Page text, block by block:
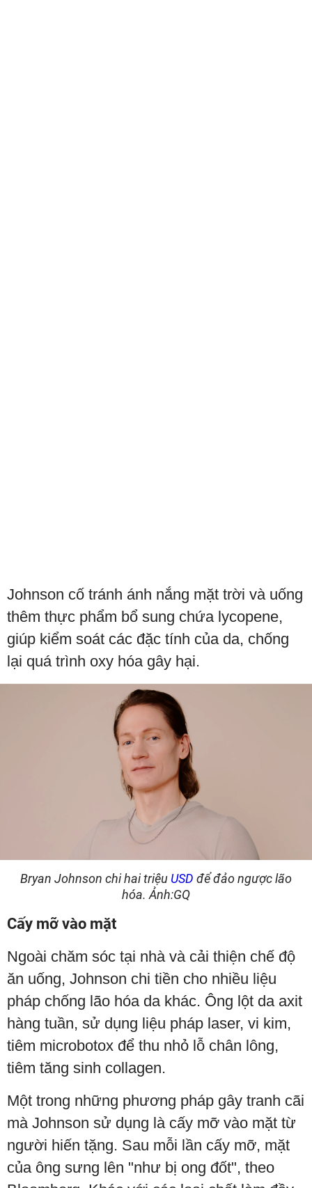
Johnson cố tránh ánh nắng mặt trời và uống
thêm thực phẩm bổ sung chứa lycopene,
giúp kiểm soát các đặc tính của da, chống
lại quá trình oxy hóa gây hại.
Bryan Johnson chi hai triệu USD để đảo ngược lão
hóa. Ảnh:GQ
Cấy mỡ vào mặt
Ngoài chăm sóc tại nhà và cải thiện chế độ
ăn uống, Johnson chi tiền cho nhiều liệu
pháp chống lão hóa da khác. Ông lột da axit
hàng tuần, sử dụng liệu pháp laser, vi kim,
tiêm microbotox để thu nhỏ lỗ chân lông,
tiêm tăng sinh collagen.
Một trong những phương pháp gây tranh cãi
mà Johnson sử dụng là cấy mỡ vào mặt từ
người hiến tặng. Sau mỗi lần cấy mỡ, mặt
của ông sưng lên "như bị ong đốt", theo